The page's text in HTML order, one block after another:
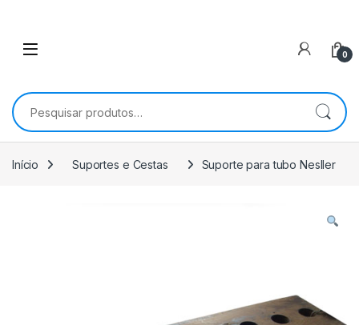
0
Pesquisar por:
Início Suportes e Cestas Suporte para tubo Nesller